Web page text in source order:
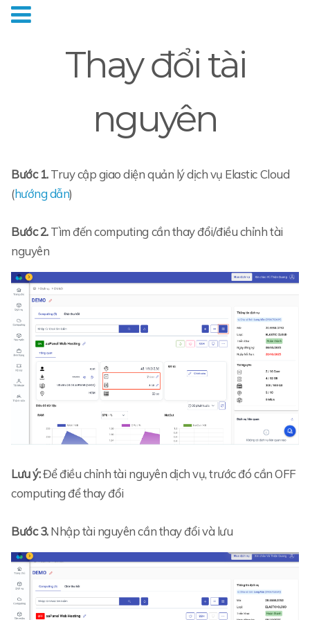
Thay đổi tài
nguyên
Bước 1.Truy cập giao diện quản lý dịch vụ Elastic Cloud
(hướng dẫn)
Bước 2.Tìm đến computing cần thay đổi/điều chỉnh tài
nguyên
Lưu ý:Để điều chỉnh tài nguyên dịch vụ, trước đó cần OFF
computing để thay đổi
Bước 3.Nhập tài nguyên cần thay đổi và lưu